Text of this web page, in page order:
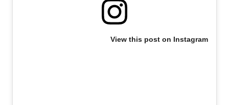
View this post on Instagram